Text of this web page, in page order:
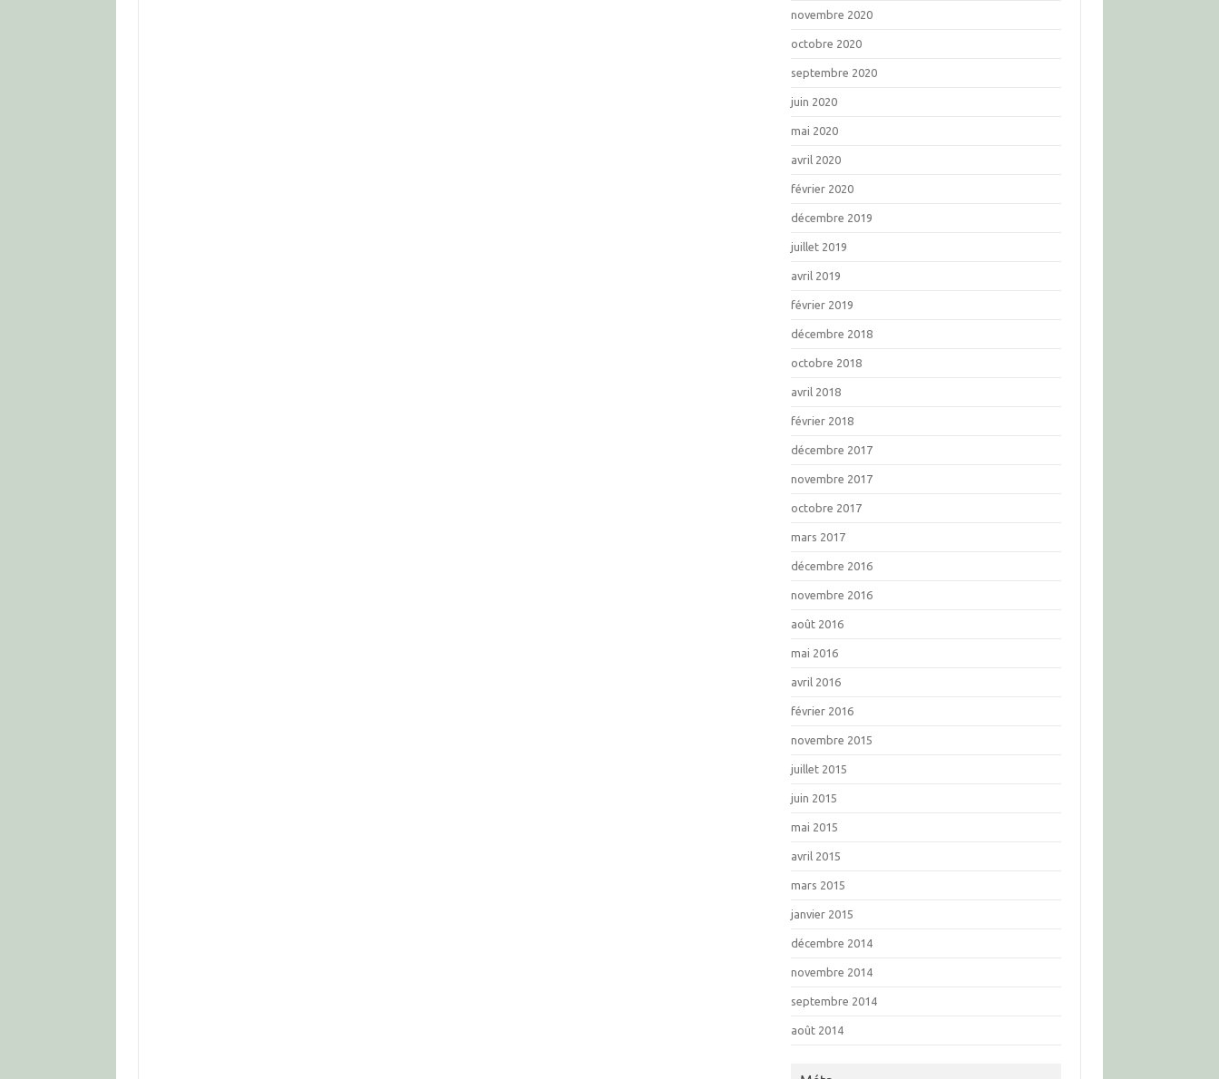
novembre 2020
octobre 2020
septembre 2020
juin 2020
mai 2020
avril 2020
février 2020
décembre 2019
juillet 2019
avril 2019
février 2019
décembre 2018
octobre 2018
avril 2018
février 2018
décembre 2017
novembre 2017
octobre 2017
mars 2017
décembre 2016
novembre 2016
août 2016
mai 2016
avril 2016
février 2016
novembre 2015
juillet 2015
juin 2015
mai 2015
avril 2015
mars 2015
janvier 2015
décembre 2014
novembre 2014
septembre 2014
août 2014